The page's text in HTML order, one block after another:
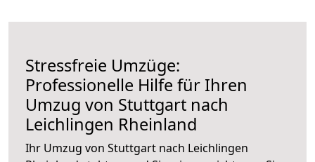
Stressfreie Umzüge:
Professionelle Hilfe für Ihren
Umzug von Stuttgart nach
Leichlingen Rheinland
Ihr Umzug von Stuttgart nach Leichlingen